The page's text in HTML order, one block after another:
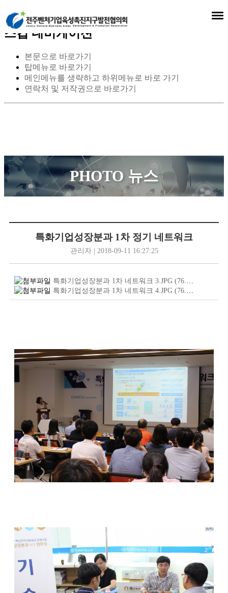
스킵 네비게이션
본문으로 바로가기
탑메뉴로 바로가기
메인메뉴를 생략하고 하위메뉴로 바로 가기
연락처 및 저작권으로 바로가기
PHOTO 뉴스
특화기업성장분과 1차 정기 네트워크
관리자 | 2018-09-11 16:27:25
특화기업성장분과 1차 네트워크 3.JPG (76.9
특화기업성장분과 1차 네트워크 4.JPG (76.9